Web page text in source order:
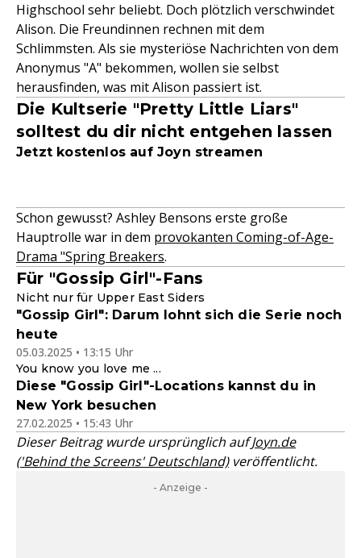
Highschool sehr beliebt. Doch plötzlich verschwindet
Alison. Die Freundinnen rechnen mit dem
Schlimmsten. Als sie mysteriöse Nachrichten von dem
Anonymus "A" bekommen, wollen sie selbst
herausfinden, was mit Alison passiert ist.
Die Kultserie "Pretty Little Liars"
solltest du dir nicht entgehen lassen
Jetzt kostenlos auf Joyn streamen
Schon gewusst? Ashley Bensons erste große
Hauptrolle war in dem provokanten Coming-of-Age-
Drama "Spring Breakers.
Für "Gossip Girl"-Fans
Nicht nur für Upper East Siders
"Gossip Girl": Darum lohnt sich die Serie noch
heute
05.03.2025 • 13:15 Uhr
You know you love me ...
Diese "Gossip Girl"-Locations kannst du in
New York besuchen
27.02.2025 • 15:43 Uhr
Dieser Beitrag wurde ursprünglich aufJoyn.de
('Behind the Screens' Deutschland)veröffentlicht.
- Anzeige -